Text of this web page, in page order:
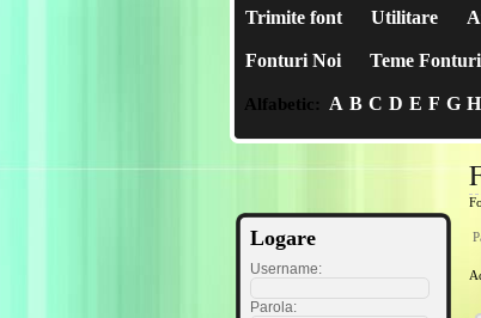
Trimite font Utilitare
Fonturi Noi Teme Fonturi
Alfabetic: A B C D E F G H
Logare
Username:
Parola: